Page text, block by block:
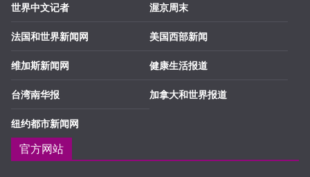
世界中文记者
法国和世界新闻网
维加斯新闻网
台湾南华报
纽约都市新闻网
渥京周末
美国西部新闻
健康生活报道
加拿大和世界报道
官方网站